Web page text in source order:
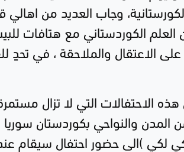
وجاب العديد من
العلم الكوردستاني مع هتافات
الاعتقال والملاحقة ، في تحدٍ
الاحتفالات التي لا تزال
المدن والنواحي بكوردستان
حضور احتفال سيقام عند الساعة 5:00 من مساء